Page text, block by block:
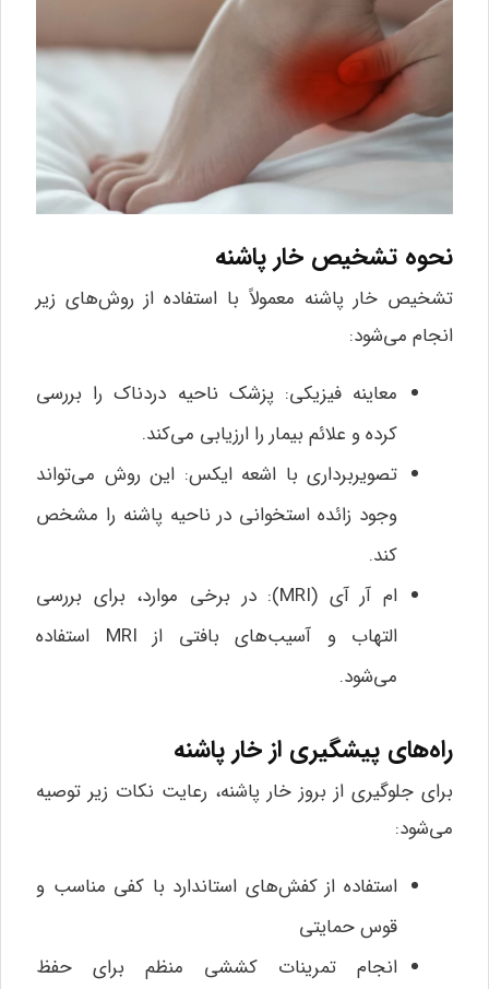
نحوه تشخیص خار پاشنه
تشخیص خار پاشنه معمولاً با استفاده از روش‌های زیر
انجام می‌شود:
معاینه فیزیکی: پزشک ناحیه دردناک را بررسی
کرده و علائم بیمار را ارزیابی می‌کند.
تصویربرداری با اشعه ایکس: این روش می‌تواند
وجود زائده استخوانی در ناحیه پاشنه را مشخص
کند.
ام آر آی (MRI): در برخی موارد، برای بررسی
التهاب و آسیب‌های بافتی از MRI استفاده
می‌شود.
راه‌های پیشگیری از خار پاشنه
برای جلوگیری از بروز خار پاشنه، رعایت نکات زیر توصیه
می‌شود:
استفاده از کفش‌های استاندارد با کفی مناسب و
قوس حمایتی
انجام تمرینات کششی منظم برای حفظ